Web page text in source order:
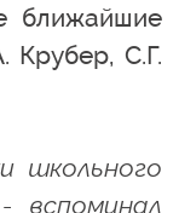
ближайшие
Крубер, С.Г.
школьного
вспоминал